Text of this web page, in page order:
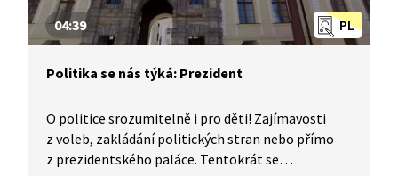
PL
04:39
Politika se nás týká: Prezident
O politice srozumitelně i pro děti! Zajímavosti
z voleb, zakládání politických stran nebo přímo
z prezidentského paláce. Tentokrát se